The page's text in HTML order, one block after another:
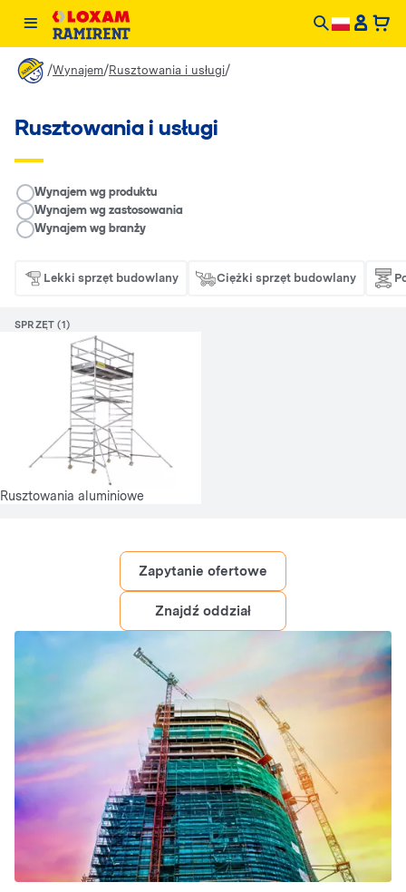
/Wynajem/Rusztowania i usługi/
Rusztowania i usługi
__RENTAL.LEGEND
Wynajem wg produktu
Wynajem wg zastosowania
Wynajem wg branży
Lekki sprzęt budowlany Ciężki sprzęt budowlany
SPRZĘT (1)
Rusztowania aluminiowe
Zapytanie ofertowe
Znajdź oddział